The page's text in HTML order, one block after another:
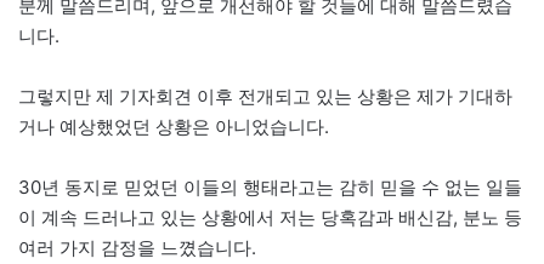
분께 말씀드리며, 앞으로 개선해야 할 것들에 대해 말씀드렸습
니다.
그렇지만 제 기자회견 이후 전개되고 있는 상황은 제가 기대하
거나 예상했었던 상황은 아니었습니다.
30년 동지로 믿었던 이들의 행태라고는 감히 믿을 수 없는 일들
이 계속 드러나고 있는 상황에서 저는 당혹감과 배신감, 분노 등
여러 가지 감정을 느꼈습니다.